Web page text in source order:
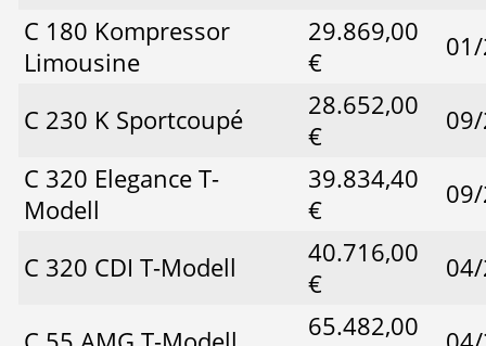
C 180 Kompressor
Limousine
29.869,00
€
C 230 K Sportcoupé
28.652,00
€
C 320 Elegance T-
Modell
39.834,40
€
C 320 CDI T-Modell
40.716,00
€
65.482,00